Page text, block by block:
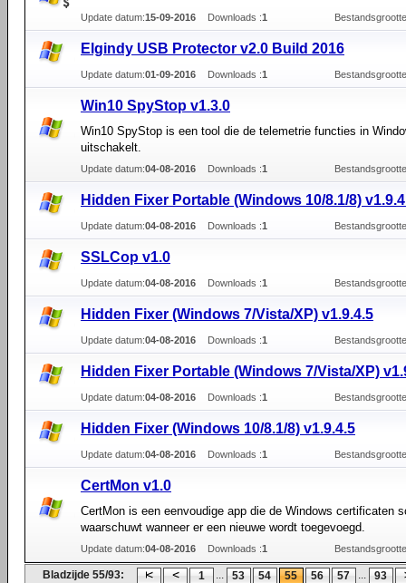
Update datum:15-09-2016 Downloads :1
Elgindy USB Protector v2.0 Build 2016
Update datum:01-09-2016 Downloads :1
Win10 SpyStop v1.3.0
Win10 SpyStop is een tool die de telemetrie functies in
uitschakelt.
Update datum:04-08-2016 Downloads :1
Hidden Fixer Portable (Windows 10/8.1/8)
Update datum:04-08-2016 Downloads :1
SSLCop v1.0
Update datum:04-08-2016 Downloads :1
Hidden Fixer (Windows 7/Vista/XP) v1.9.4.5
Update datum:04-08-2016 Downloads :1
Hidden Fixer Portable (Windows 7/Vista/XP)
Update datum:04-08-2016 Downloads :1
Hidden Fixer (Windows 10/8.1/8) v1.9.4.5
Update datum:04-08-2016 Downloads :1
CertMon v1.0
CertMon is een eenvoudige app die de Windows certificaten
waarschuwt wanneer er een nieuwe wordt toegevoegd.
Update datum:04-08-2016 Downloads :1
Bladzijde 55/93: 1 ... 53 54 55 56 57 ... 93